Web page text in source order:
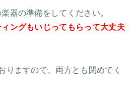
器の準備をしてください。
ィングもいじってもらって大丈夫
りますので、両方とも閉めてく